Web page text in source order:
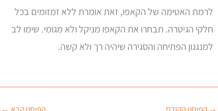
לרמת האטימה של הקאפו, זאת אומרת ללא זמזומים בכל
חלקי הגיטרה. תבחרו את הקאפו מניקל ולא מגומי. שימו לב
למנגנון הפתיחה והסגירה שיהיה רך ולא קשה.